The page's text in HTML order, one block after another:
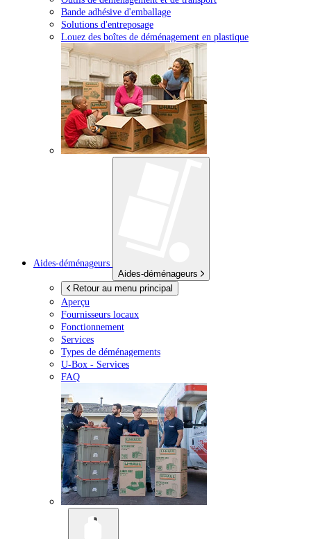
Bande adhésive d'emballage
Solutions d'entreposage
Louez des boîtes de déménagement en plastique
Aides-déménageurs
Aides-déménageurs
Retour au menu principal
Aperçu
Fournisseurs locaux
Fonctionnement
Services
Types de déménagements
U-Box - Services
FAQ